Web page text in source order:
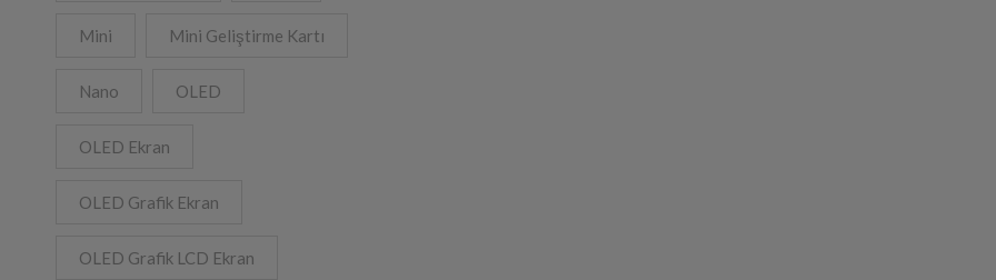
Mini Mini Geliştirme Kartı
Nano OLED
OLED Ekran
OLED Grafik Ekran
OLED Grafik LCD Ekran